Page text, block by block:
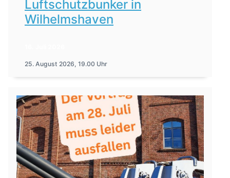
Luftschutzbunker in
Wilhelmshaven
25. August 2026, 19.00 Uhr